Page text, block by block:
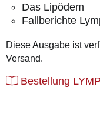
Das Lipödem
Fallberichte
Diese Ausgabe ist
Versand.
Bestellung